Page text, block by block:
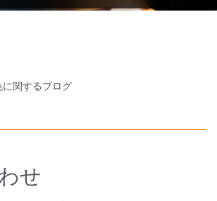
に関するブログ
せ